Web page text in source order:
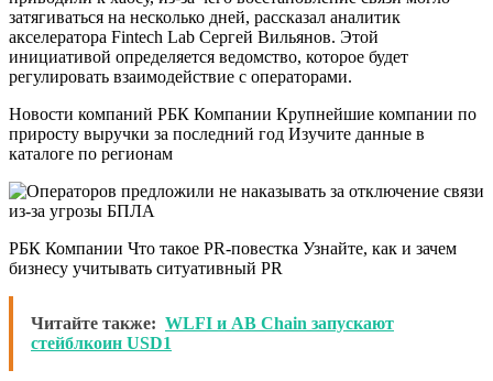
затягиваться на несколько дней, рассказал аналитик
акселератора Fintech Lab Сергей Вильянов. Этой
инициативой определяется ведомство, которое будет
регулировать взаимодействие с операторами.
Новости компаний РБК Компании Крупнейшие компании по
приросту выручки за последний год Изучите данные в
каталоге по регионам
РБК Компании Что такое PR-повестка Узнайте, как и зачем
бизнесу учитывать ситуативный PR
Читайте также: WLFI и AB Chain запускают
стейблкоин USD1